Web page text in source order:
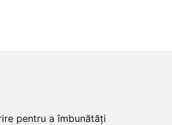
pentru a îmbunătăți